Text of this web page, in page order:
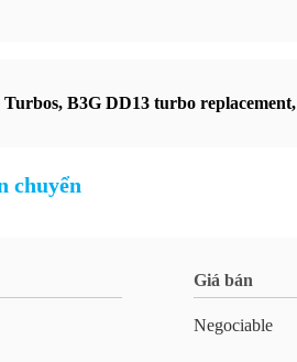
Turbos, B3G DD13 turbo replacement,
chuyển
Giá bán
Negociable